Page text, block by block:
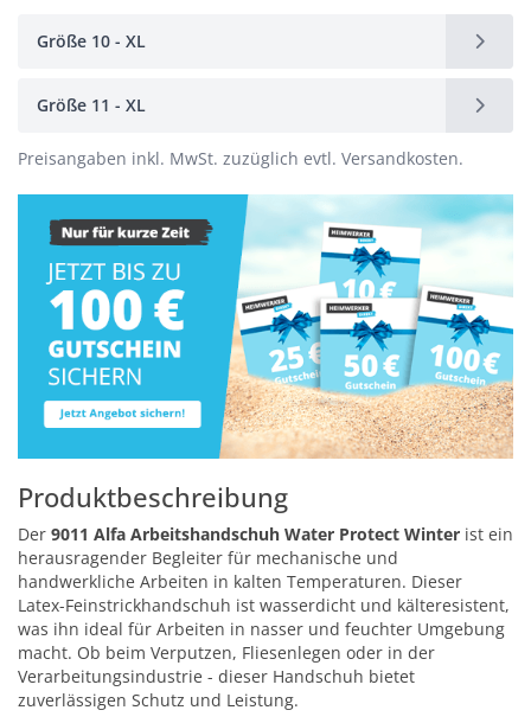
Größe 10 - XL
Größe 11 - XL
Preisangaben inkl. MwSt. zuzüglich evtl. Versandkosten.
Produktbeschreibung
Der 9011 Alfa Arbeitshandschuh Water Protect Winter ist ein
herausragender Begleiter für mechanische und
handwerkliche Arbeiten in kalten Temperaturen. Dieser
Latex-Feinstrickhandschuh ist wasserdicht und kälteresistent,
was ihn ideal für Arbeiten in nasser und feuchter Umgebung
macht. Ob beim Verputzen, Fliesenlegen oder in der
Verarbeitungsindustrie - dieser Handschuh bietet
zuverlässigen Schutz und Leistung.